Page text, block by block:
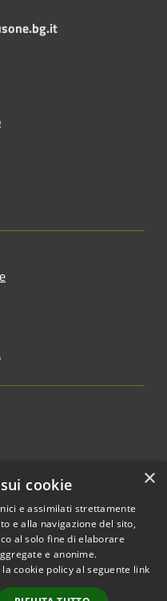
Copyright © 2026 • Comune di
×
cookie
e assimilati strettamente
e alla navigazione del sito,
al solo fine di elaborare
e anonime.
cookie policy al seguente link